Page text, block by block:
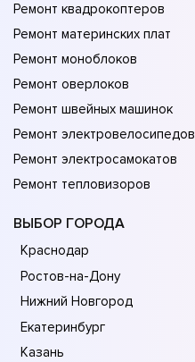
Ремонт квадрокоптеров
Ремонт материнских плат
Ремонт моноблоков
Ремонт оверлоков
Ремонт швейных машинок
Ремонт электровелосипедов
Ремонт электросамокатов
Ремонт тепловизоров
ВЫБОР ГОРОДА
Краснодар
Ростов-на-Дону
Нижний Новгород
Екатеринбург
Казань